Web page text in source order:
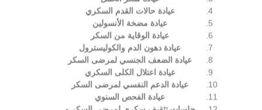
عيادة حالات القدم السكري
عيادة مضخة الأنسولين
عيادة الوقاية من السكر
عيادة دهون الدم والكوليسترول
عيادة الضعف الجنسي لمرضى السكر
عيادة اعتلال الكلى السكري
عيادة الدعم النفسي لمرضى السكر
عيادة الفحص السنوي
جلسات تثقيف سكري لمرضى السكر و